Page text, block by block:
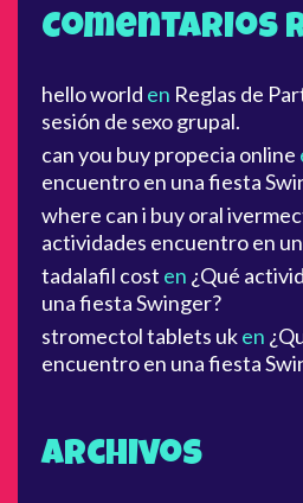
h
r
o
e
s
c
h
o
r
:
Comentarios
hello world en Reglas de
sesión de sexo grupal.
can you buy propecia online
encuentro en una fiesta
where can i buy oral
actividades encuentro en
tadalafil cost en ¿Qué
una fiesta Swinger?
stromectol tablets uken
encuentro en una fiesta
Archivos